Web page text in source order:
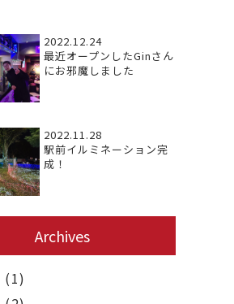
2022.12.24
最近オープンしたGinさん
にお邪魔しました
2022.11.28
駅前イルミネーション完
成！
Archives
(1)